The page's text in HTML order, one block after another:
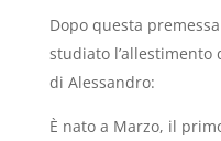
Dopo questa
studiato
di Alessandro:
È nato a Marzo, il